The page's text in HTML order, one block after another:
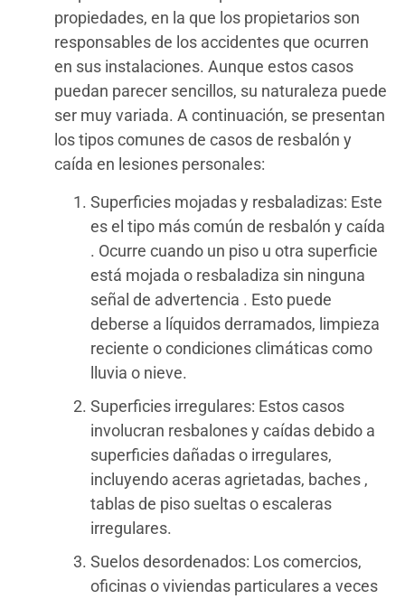
propiedades, en la que los propietarios son
responsables de los accidentes que ocurren
en sus instalaciones. Aunque estos casos
puedan parecer sencillos, su naturaleza puede
ser muy variada. A continuación, se presentan
los tipos comunes de casos de resbalón y
caída en lesiones personales:
Superficies mojadas y resbaladizas: Este
es el tipo más común de resbalón y caída
. Ocurre cuando un piso u otra superficie
está mojada o resbaladiza sin ninguna
señal de advertencia . Esto puede
deberse a líquidos derramados, limpieza
reciente o condiciones climáticas como
lluvia o nieve.
Superficies irregulares: Estos casos
involucran resbalones y caídas debido a
superficies dañadas o irregulares,
incluyendo aceras agrietadas, baches ,
tablas de piso sueltas o escaleras
irregulares.
Suelos desordenados: Los comercios,
oficinas o viviendas particulares a veces